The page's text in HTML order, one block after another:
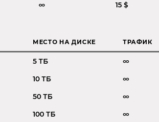
∞ 15 $
МЕСТО НА ДИСКЕ ТРАФИК
5 ТБ ∞
10 ТБ ∞
50 ТБ ∞
100 ТБ ∞